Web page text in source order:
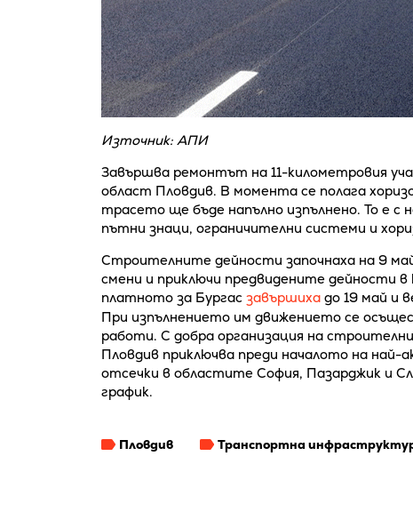
Източник: АПИ
Завършва ремонтът на 11-километровия
област Пловдив. В момента се полага
трасето ще бъде напълно изпълнено. То е с
пътни знаци, ограничителни системи и
Строителните дейности започнаха на 9
смени и приключи предвидените дейности
платното за Бургас завършихадо 19 май и
При изпълнението им движението се
работи. С добра организация на
Пловдив приключва преди началото на
отсечки в областите София, Пазарджик и
график.
Пловдив Транспортна